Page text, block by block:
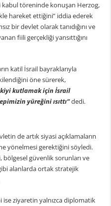
kabul töreninde konuşan Herzog,
hareket ettiğini” iddia ederek
bir devlet olarak tanıdığını ve
fiili gerçekliği yansıttığını
katil İsrail bayraklarıyla
öne sürerek,
kutlamak için İsrail
yüreğini ısıttı”dedi.
de artık siyasi açıklamaların
yönelmesi gerektiğini söyledi.
bölgesel güvenlik sorunları ve
alanlarda ortak stratejik
ziyaretin yalnızca diplomatik